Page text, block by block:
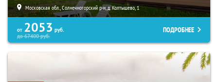
Московская обл., Солнечногорский р-н, д. Колтышево, 1
от 2053 руб.
до67400руб.
ПОДРОБНЕЕ